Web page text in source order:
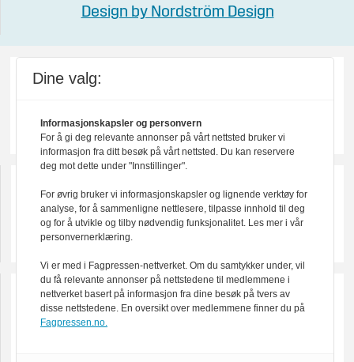
Design by Nordström Design
Dine valg:
Informasjonskapsler og personvern
For å gi deg relevante annonser på vårt nettsted bruker vi
informasjon fra ditt besøk på vårt nettsted. Du kan reservere
deg mot dette under "Innstillinger".
For øvrig bruker vi informasjonskapsler og lignende verktøy for
analyse, for å sammenligne nettlesere, tilpasse innhold til deg
og for å utvikle og tilby nødvendig funksjonalitet. Les mer i vår
personvernerklæring.
Vi er med i Fagpressen-nettverket. Om du samtykker under, vil
du få relevante annonser på nettstedene til medlemmene i
nettverket basert på informasjon fra dine besøk på tvers av
disse nettstedene. En oversikt over medlemmene finner du på
Fagpressen.no.